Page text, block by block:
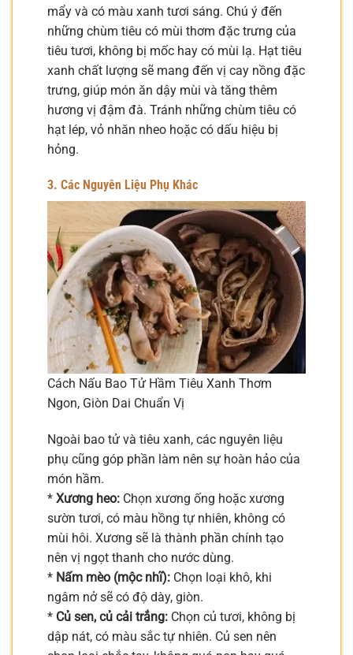
mẩy và có màu xanh tươi sáng. Chú ý đến
những chùm tiêu có mùi thơm đặc trưng của
tiêu tươi, không bị mốc hay có mùi lạ. Hạt tiêu
xanh chất lượng sẽ mang đến vị cay nồng đặc
trưng, giúp món ăn dậy mùi và tăng thêm
hương vị đậm đà. Tránh những chùm tiêu có
hạt lép, vỏ nhăn nheo hoặc có dấu hiệu bị
hỏng.
3. Các Nguyên Liệu Phụ Khác
Cách Nấu Bao Tử Hầm Tiêu Xanh Thơm
Ngon, Giòn Dai Chuẩn Vị
Ngoài bao tử và tiêu xanh, các nguyên liệu
phụ cũng góp phần làm nên sự hoàn hảo của
món hầm.
* Xương heo: Chọn xương ống hoặc xương
sườn tươi, có màu hồng tự nhiên, không có
mùi hôi. Xương sẽ là thành phần chính tạo
nên vị ngọt thanh cho nước dùng.
* Nấm mèo (mộc nhĩ): Chọn loại khô, khi
ngâm nở sẽ có độ dày, giòn.
* Củ sen, củ cải trắng: Chọn củ tươi, không bị
dập nát, có màu sắc tự nhiên. Củ sen nên